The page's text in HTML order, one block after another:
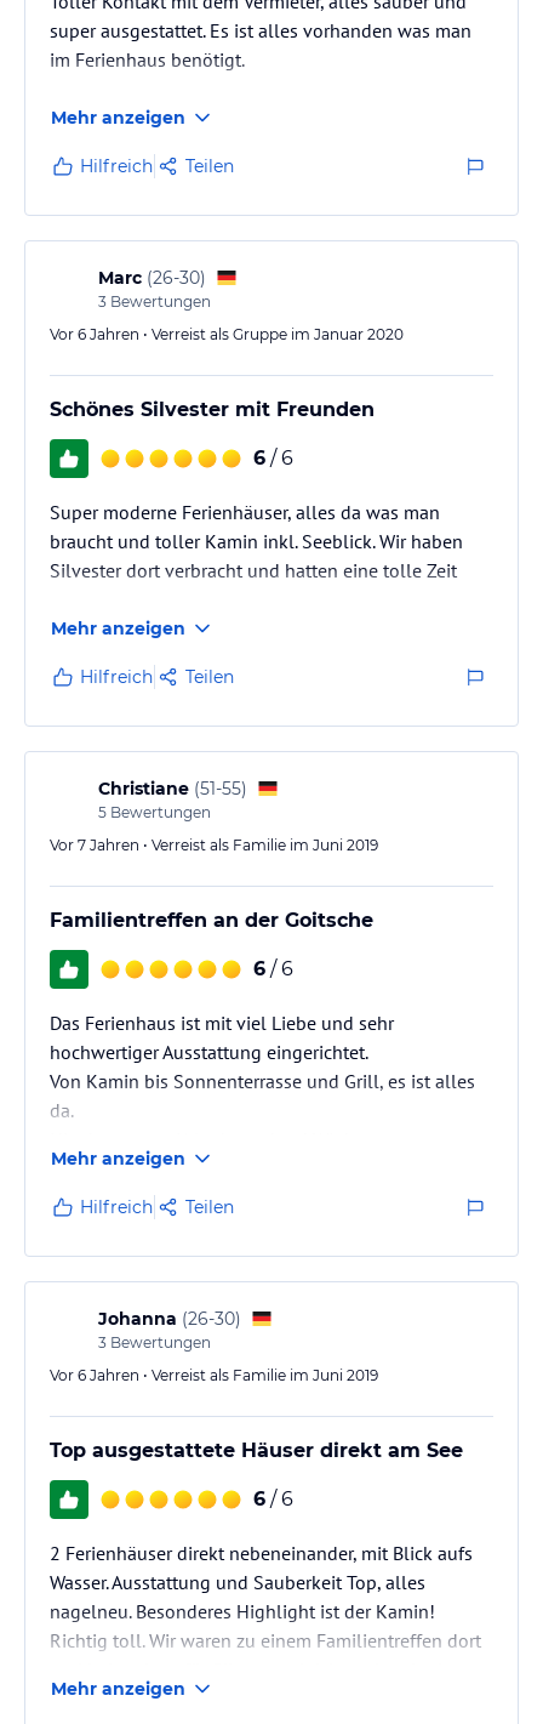
sind für uns selbstverständlich!
ohne Gewähr und ohne Prüfung durch HolidayCheck. Bitte
lies vor der Buchung die verbindlichen
jeweiligen Veranstalters.
super ausgestattet. Es ist alles vorhanden was man
im Ferienhaus benötigt.
Mehr anzeigen
Hilfreich Teilen
Marc (26-30)
3 Bewertungen
Vor 6 Jahren • Verreist als Gruppe im Januar 2020
Schönes Silvester mit Freunden
6 / 6
Super moderne Ferienhäuser, alles da was man
braucht und toller Kamin inkl. Seeblick. Wir haben
Silvester dort verbracht und hatten eine tolle Zeit
Mehr anzeigen
Hilfreich Teilen
Christiane (51-55)
5 Bewertungen
Vor 7 Jahren • Verreist als Familie im Juni 2019
Familientreffen an der Goitsche
6 / 6
Das Ferienhaus ist mit viel Liebe und sehr
hochwertiger Ausstattung eingerichtet.
Von Kamin bis Sonnenterrasse und Grill, es ist alles
da.
wieder!
Mehr anzeigen
Hilfreich Teilen
Johanna (26-30)
3 Bewertungen
Vor 6 Jahren • Verreist als Familie im Juni 2019
Top ausgestattete Häuser direkt am See
6 / 6
2 Ferienhäuser direkt nebeneinander, mit Blick aufs
Wasser. Ausstattung und Sauberkeit Top, alles
nagelneu. Besonderes Highlight ist der Kamin!
Richtig toll. Wir waren zu einem Familientreffen dort
Freunden gebucht.
Mehr anzeigen